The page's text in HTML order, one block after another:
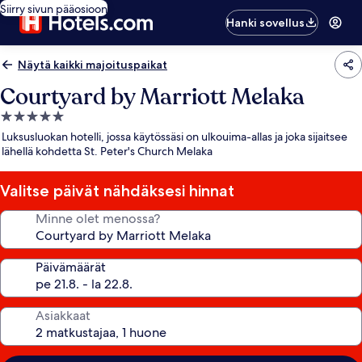
Siirry sivun pääosioon
Hanki sovellus
Näytä kaikki majoituspaikat
Courtyard by Marriott Melaka
5.0
tähden
majoituspaikka
Luksusluokan hotelli, jossa käytössäsi on ulkouima-allas ja joka sijaitsee
lähellä kohdetta St. Peter's Church Melaka
Valitse päivät nähdäksesi hinnat
Minne olet menossa?
Päivämäärät
Asiakkaat